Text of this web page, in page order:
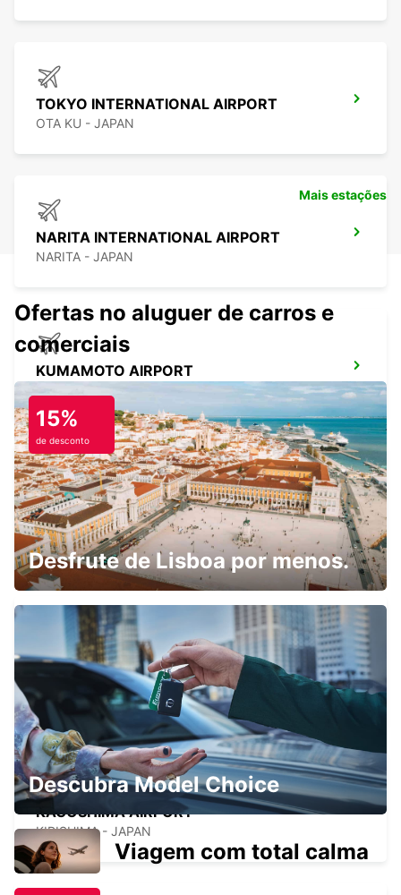
TOKYO INTERNATIONAL AIRPORT
OTA KU - JAPAN
NARITA INTERNATIONAL AIRPORT
NARITA - JAPAN
KUMAMOTO AIRPORT
KUMAMOTO - JAPAN
FUKUOKA AIRPORT DOMESTIC
TERMINAL
FUKUOKA - JAPAN
FUKUOKA AIRPORT INTERNATIONAL
TERMINAL
FUKUOKA - JAPAN
KAGOSHIMA AIRPORT
KIRISHIMA - JAPAN
Mais estações
Ofertas no aluguer de carros e
comerciais
15%
de desconto
Desfrute de Lisboa por menos.
Descubra Model Choice
Viagem com total calma